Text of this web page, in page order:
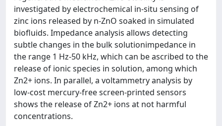
investigated by electrochemical in-situ sensing of
zinc ions released by n-ZnO soaked in simulated
biofluids. Impedance analysis allows detecting
subtle changes in the bulk solutionimpedance in
the range 1 Hz-50 kHz, which can be ascribed to the
release of ionic species in solution, among which
Zn2+ ions. In parallel, a voltammetry analysis by
low-cost mercury-free screen-printed sensors
shows the release of Zn2+ ions at not harmful
concentrations.